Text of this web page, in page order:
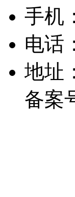
手机
电话
地址
备案